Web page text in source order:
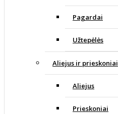
Pagardai
Užtepėlės
Aliejus ir prieskoniai
Aliejus
Prieskoniai